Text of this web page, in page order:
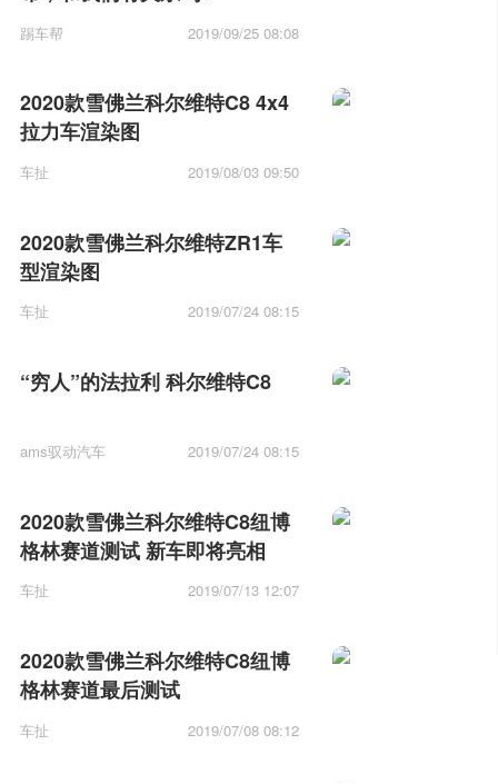
踢车帮 2019/09/25 08:08
2020款雪佛兰科尔维特C8 4x4
拉力车渲染图
车扯 2019/08/03 09:50
2020款雪佛兰科尔维特ZR1车
型渲染图
车扯 2019/07/24 08:15
“穷人”的法拉利 科尔维特C8
ams驭动汽车 2019/07/24 08:15
2020款雪佛兰科尔维特C8纽博
格林赛道测试 新车即将亮相
车扯 2019/07/13 12:07
2020款雪佛兰科尔维特C8纽博
格林赛道最后测试
车扯 2019/07/08 08:12